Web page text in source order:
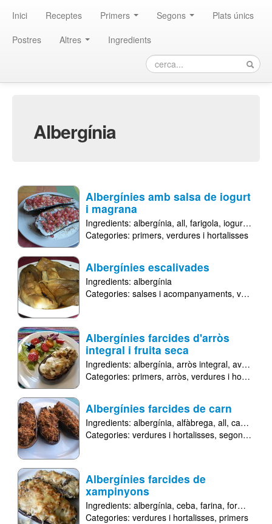
Inici Receptes Primers Segons
Plats únics
Postres
Altres Ingredients
albergínia
Albergínies amb salsa de iogurt
i magrana
Ingredients: albergínia all farigola iogurt llet
Categories: primers verdures i hortalisses
Albergínies escalivades
Ingredients: albergínia
Categories: salses i acompanyaments verdures i hortalisses
Albergínies farcides d'arròs
integral i fruita seca
Ingredients: albergínia arròs integral avellanes torrades
Categories: primers arròs verdures i hortalisses
Albergínies farcides de carn
Ingredients: albergínia alfàbrega all carn picada de porc
Categories: verdures i hortalisses segons
Albergínies farcides de
xampinyons
Ingredients: albergínia ceba farina formatge emmental
Categories: verdures i hortalisses primers